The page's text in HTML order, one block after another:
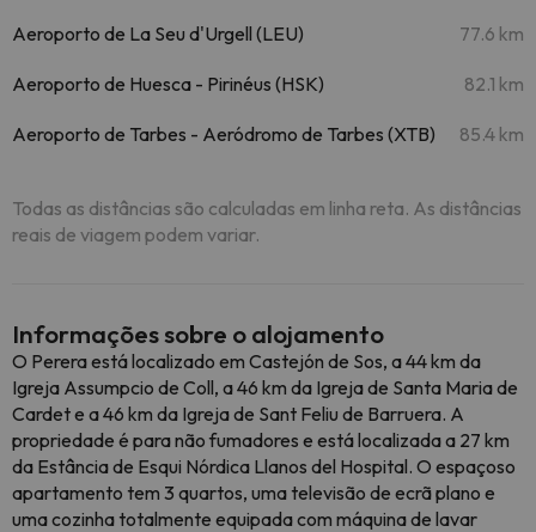
Aeroporto de La Seu d'Urgell (LEU) 77.6 km
Aeroporto de Huesca - Pirinéus (HSK) 82.1 km
Aeroporto de Tarbes - Aeródromo de Tarbes (XTB) 85.4 km
Todas as distâncias são calculadas em linha reta. As distâncias
reais de viagem podem variar.
Informações sobre o alojamento
O Perera está localizado em Castejón de Sos, a 44 km da
Igreja Assumpcio de Coll, a 46 km da Igreja de Santa Maria de
Cardet e a 46 km da Igreja de Sant Feliu de Barruera. A
propriedade é para não fumadores e está localizada a 27 km
da Estância de Esqui Nórdica Llanos del Hospital. O espaçoso
apartamento tem 3 quartos, uma televisão de ecrã plano e
uma cozinha totalmente equipada com máquina de lavar